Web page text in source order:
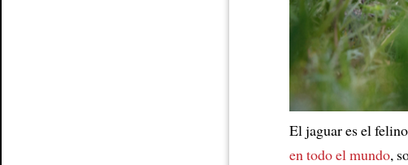
El jaguar es el
en todo el mundo,